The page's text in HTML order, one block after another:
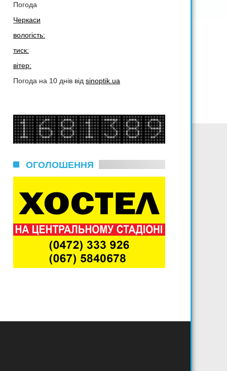
Погода
Черкаси
вологість:
тиск:
вітер:
Погода на 10 днів від sinoptik.ua
ОГОЛОШЕННЯ